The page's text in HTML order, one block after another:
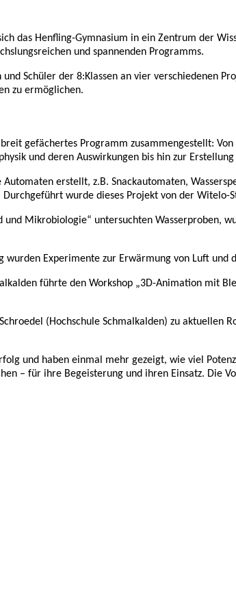
das Henfling-Gymnasium in ein Zentrum der
und spannenden Programms.
Schüler der 8:Klassen an vier verschiedenen
zu ermöglichen.
gefächertes Programm zusammengestellt:
und deren Auswirkungen bis hin zur
Automaten erstellt, z.B. Snackautomaten,
wurde dieses Projekt von der Witelo-
und Mikrobiologie“ untersuchten
wurden Experimente zur Erwärmung von Luft
führte den Workshop „3D-Animation mit
(Hochschule Schmalkalden) zu
und haben einmal mehr gezeigt, wie viel
– für ihre Begeisterung und ihren Einsatz. Die